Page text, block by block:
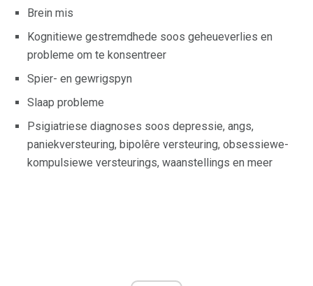
Brein mis
Kognitiewe gestremdhede soos geheueverlies en
probleme om te konsentreer
Spier- en gewrigspyn
Slaap probleme
Psigiatriese diagnoses soos depressie, angs,
paniekversteuring, bipolêre versteuring, obsessiewe-
kompulsiewe versteurings, waanstellings en meer